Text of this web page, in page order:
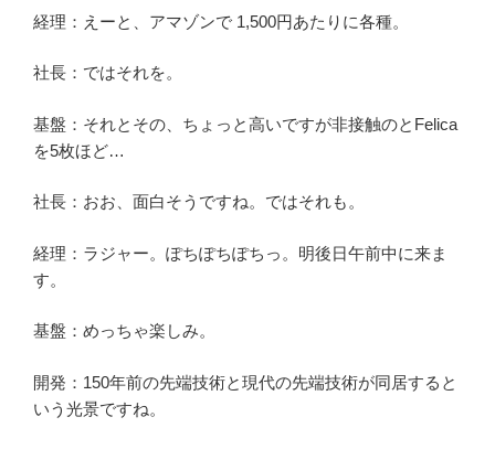
経理：えーと、アマゾンで 1,500円あたりに各種。
社長：ではそれを。
基盤：それとその、ちょっと高いですが非接触のとFelica
を5枚ほど…
社長：おお、面白そうですね。ではそれも。
経理：ラジャー。ぽちぽちぽちっ。明後日午前中に来ま
す。
基盤：めっちゃ楽しみ。
開発：150年前の先端技術と現代の先端技術が同居すると
いう光景ですね。